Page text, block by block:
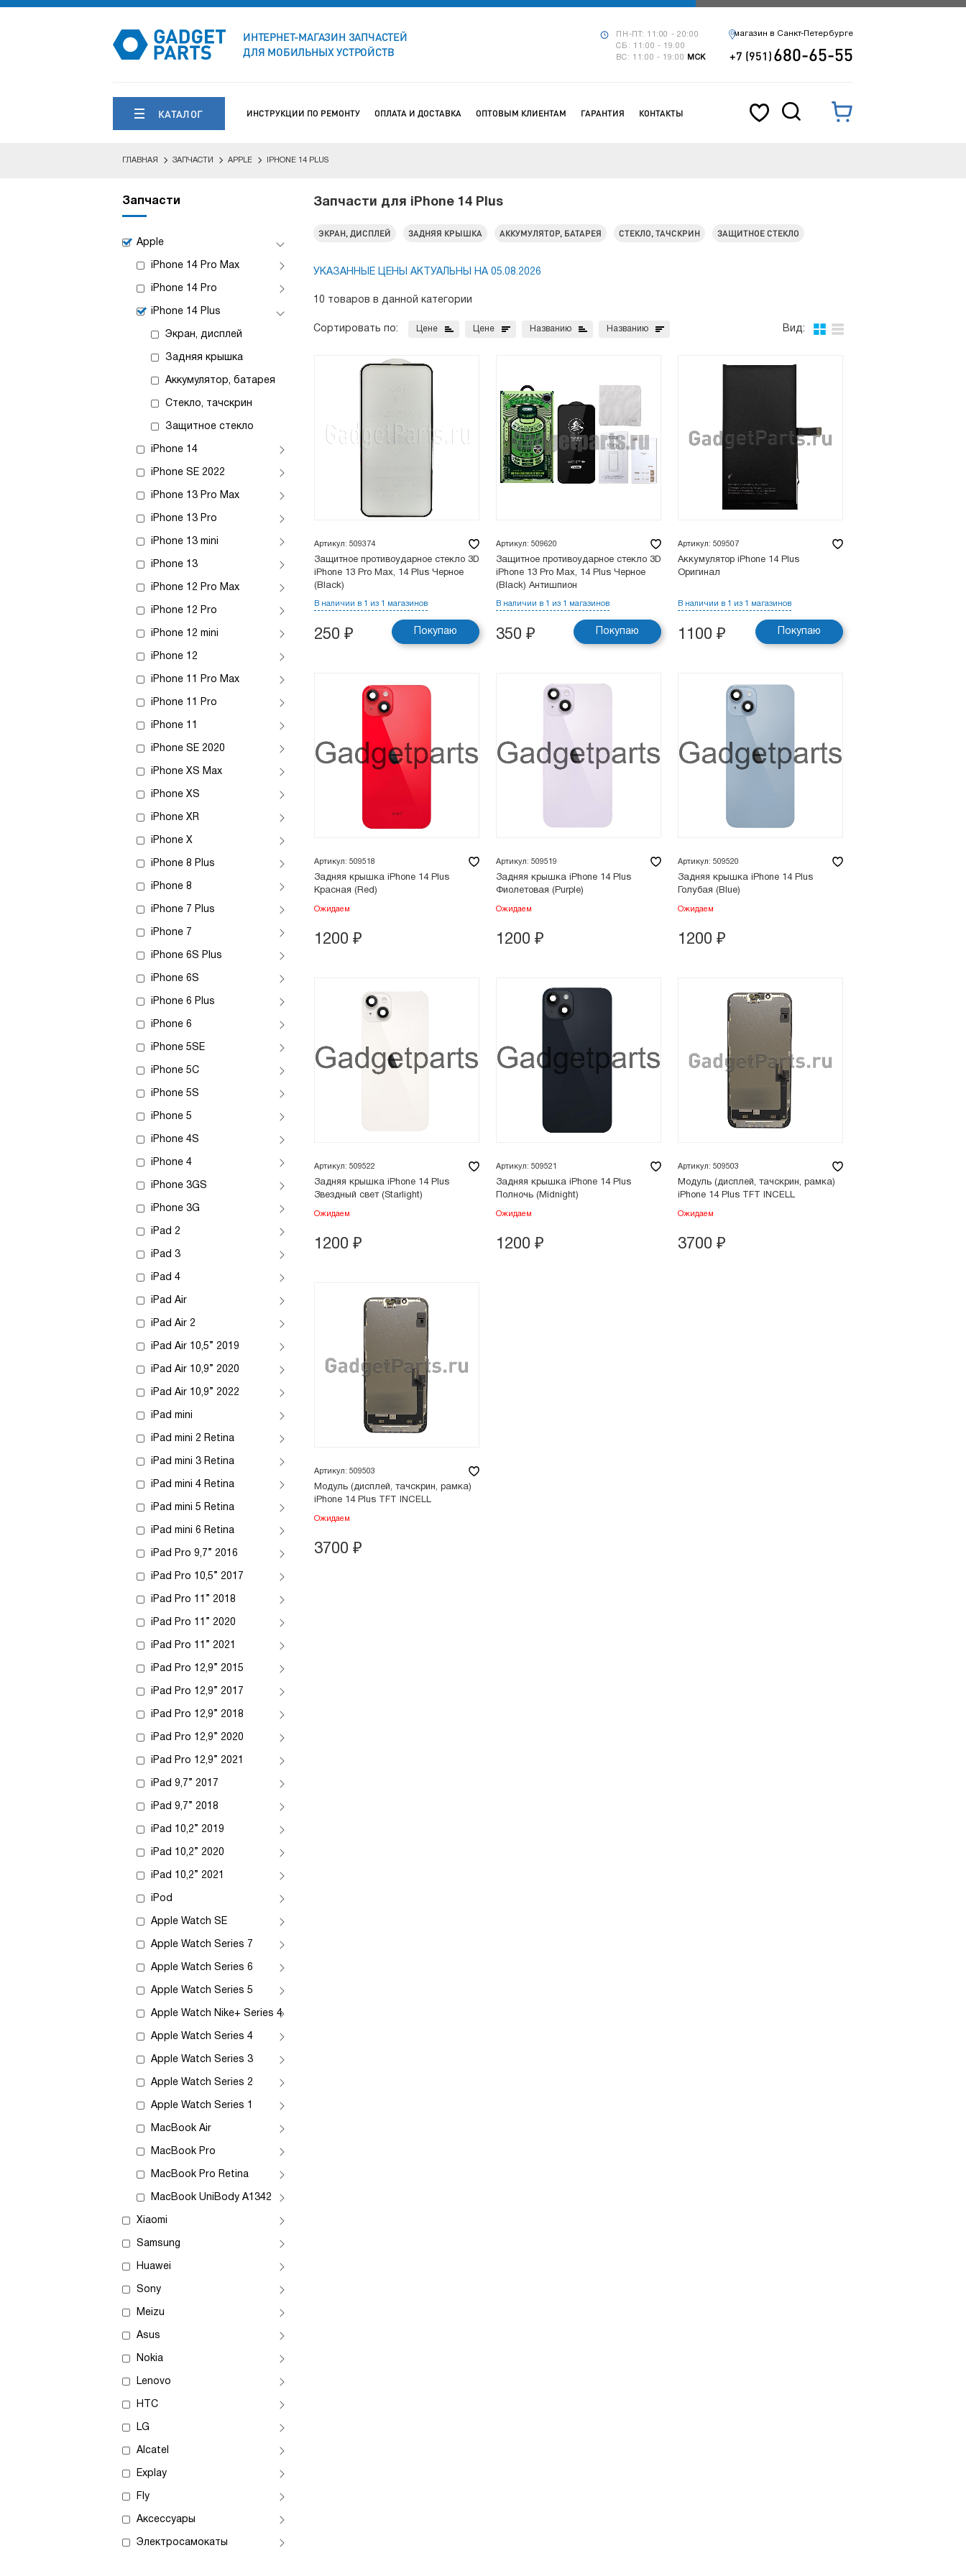
ИНТЕРНЕТ-МАГАЗИН ЗАПЧАСТЕЙ
ДЛЯ МОБИЛЬНЫХ УСТРОЙСТВ
ПН-ПТ: 11:00 - 20:00
СБ: 11:00 - 19:00
ВС: 11:00 - 19:00
МСК
магазин в Санкт-Петербурге
+7 (951)680-65-55
КАТАЛОГ ИНСТРУКЦИИ ПО РЕМОНТУ ОПЛАТА И ДОСТАВКА ОПТОВЫМ КЛИЕНТАМ ГАРАНТИЯ КОНТАКТЫ
ГЛАВНАЯ ЗАПЧАСТИ APPLE IPHONE 14 PLUS
Запчасти
Apple
iPhone 14 Pro Max
iPhone 14 Pro
iPhone 14 Plus
Экран, дисплей
Задняя крышка
Аккумулятор, батарея
Стекло, тачскрин
Защитное стекло
iPhone 14
iPhone SE 2022
iPhone 13 Pro Max
iPhone 13 Pro
iPhone 13 mini
iPhone 13
iPhone 12 Pro Max
iPhone 12 Pro
iPhone 12 mini
iPhone 12
iPhone 11 Pro Max
iPhone 11 Pro
iPhone 11
iPhone SE 2020
iPhone XS Max
iPhone XS
iPhone XR
iPhone X
iPhone 8 Plus
iPhone 8
iPhone 7 Plus
iPhone 7
iPhone 6S Plus
iPhone 6S
iPhone 6 Plus
iPhone 6
iPhone 5SE
iPhone 5C
iPhone 5S
iPhone 5
iPhone 4S
iPhone 4
iPhone 3GS
iPhone 3G
iPad 2
iPad 3
iPad 4
iPad Air
iPad Air 2
iPad Air 10,5” 2019
iPad Air 10,9” 2020
iPad Air 10,9” 2022
iPad mini
iPad mini 2 Retina
iPad mini 3 Retina
iPad mini 4 Retina
iPad mini 5 Retina
iPad mini 6 Retina
iPad Pro 9,7” 2016
iPad Pro 10,5” 2017
iPad Pro 11” 2018
iPad Pro 11” 2020
iPad Pro 11” 2021
iPad Pro 12,9” 2015
iPad Pro 12,9” 2017
iPad Pro 12,9” 2018
iPad Pro 12,9” 2020
iPad Pro 12,9” 2021
iPad 9,7” 2017
iPad 9,7” 2018
iPad 10,2” 2019
iPad 10,2” 2020
iPad 10,2” 2021
iPod
Apple Watch SE
Apple Watch Series 7
Apple Watch Series 6
Apple Watch Series 5
Apple Watch Nike+ Series 4
Apple Watch Series 4
Apple Watch Series 3
Apple Watch Series 2
Apple Watch Series 1
MacBook Air
MacBook Pro
MacBook Pro Retina
MacBook UniBody A1342
Xiaomi
Samsung
Huawei
Sony
Meizu
Asus
Nokia
Lenovo
HTC
LG
Alcatel
Explay
Fly
Аксессуары
Электросамокаты
Запчасти для iPhone 14 Plus
ЭКРАН, ДИСПЛЕЙ ЗАДНЯЯ КРЫШКА АККУМУЛЯТОР, БАТАРЕЯ СТЕКЛО, ТАЧСКРИН ЗАЩИТНОЕ СТЕКЛО
УКАЗАННЫЕ ЦЕНЫ АКТУАЛЬНЫ НА 05.08.2026
10 товаров в данной категории
Вид:
Сортировать по: Цене Цене Названию Названию
Артикул: 509374
Защитное противоударное стекло 3D
iPhone 13 Pro Max, 14 Plus Черное
(Black)
В наличии в 1 из 1 магазинов
250 ₽ Покупаю
Артикул: 509620
Защитное противоударное стекло 3D
iPhone 13 Pro Max, 14 Plus Черное
(Black) Антишпион
В наличии в 1 из 1 магазинов
350 ₽ Покупаю
Артикул: 509507
Аккумулятор iPhone 14 Plus
Оригинал
В наличии в 1 из 1 магазинов
1100 ₽ Покупаю
Артикул: 509518
Задняя крышка iPhone 14 Plus
Красная (Red)
Ожидаем
1200 ₽
Артикул: 509519
Задняя крышка iPhone 14 Plus
Фиолетовая (Purple)
Ожидаем
1200 ₽
Артикул: 509520
Задняя крышка iPhone 14 Plus
Голубая (Blue)
Ожидаем
1200 ₽
Артикул: 509522
Задняя крышка iPhone 14 Plus
Звездный свет (Starlight)
Ожидаем
1200 ₽
Артикул: 509521
Задняя крышка iPhone 14 Plus
Полночь (Midnight)
Ожидаем
1200 ₽
Артикул: 509503
Модуль (дисплей, тачскрин, рамка)
iPhone 14 Plus TFT INCELL
Ожидаем
3700 ₽
Артикул: 509503
Модуль (дисплей, тачскрин, рамка)
iPhone 14 Plus TFT INCELL
Ожидаем
3700 ₽